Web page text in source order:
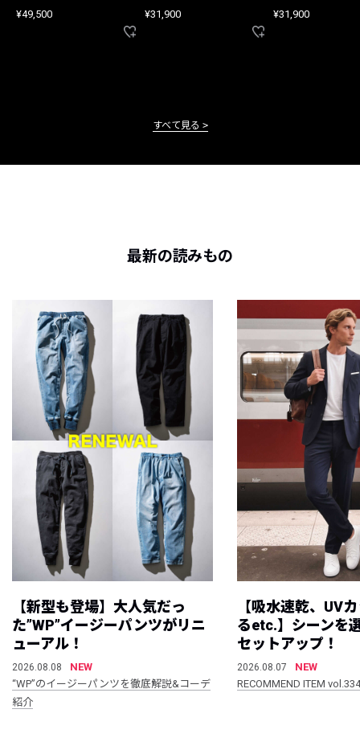
¥49,500 ¥31,900 ¥31,900
すべて見る
最新の読みもの
【新型も登場】大人気だっ
た”WP”イージーパンツがリニ
ューアル！
2026.08.08
NEW
“WP”のイージーパンツを徹底解説&コーデ
紹介
【吸水速乾、UV
るetc.】シーンを
セットアップ！
2026.08.07
NEW
RECOMMEND ITEM vol.334